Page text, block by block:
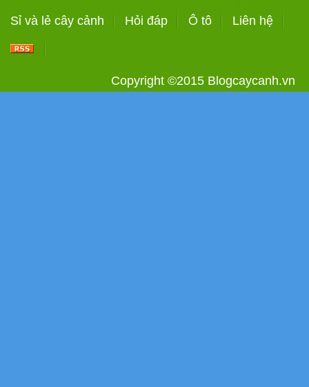
Sỉ và lẻ cây cảnh Hỏi đáp Ô tô Liên hệ
Copyright ©2015 Blogcaycanh.vn